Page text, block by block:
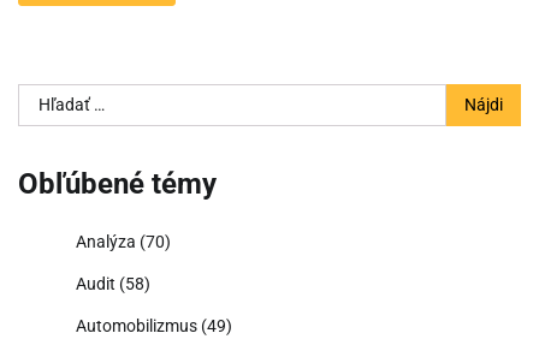
Hľadať:
Obľúbené témy
Analýza (70)
Audit (58)
Automobilizmus (49)